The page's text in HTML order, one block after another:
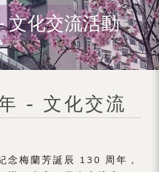
文化交流活動
- 文化交流
念梅蘭芳誕辰 130 周年，